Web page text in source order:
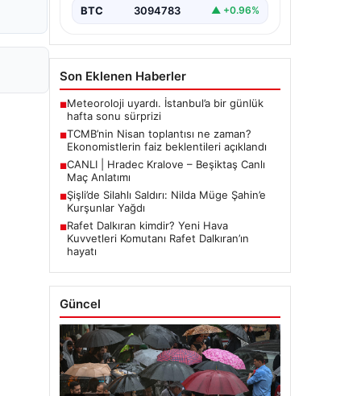
BTC 3094783 ▲ +0.96%
Son Eklenen Haberler
■Meteoroloji uyardı. İstanbul’a bir günlük
hafta sonu sürprizi
■TCMB’nin Nisan toplantısı ne zaman?
Ekonomistlerin faiz beklentileri açıklandı
■CANLI | Hradec Kralove – Beşiktaş Canlı
Maç Anlatımı
■Şişli’de Silahlı Saldırı: Nilda Müge Şahin’e
Kurşunlar Yağdı
■Rafet Dalkıran kimdir? Yeni Hava
Kuvvetleri Komutanı Rafet Dalkıran’ın
hayatı
Güncel